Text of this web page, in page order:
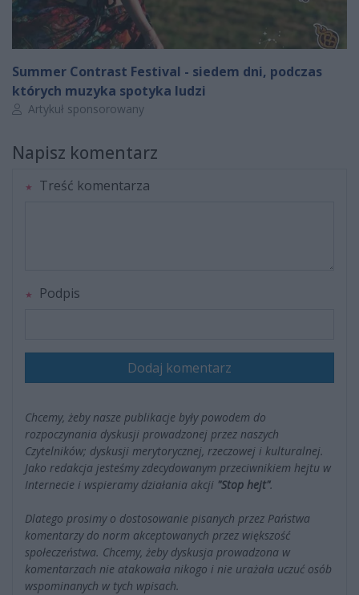
Summer Contrast Festival - siedem dni, podczas
których muzyka spotyka ludzi
Autor artykułu:
Artykuł sponsorowany
Napisz komentarz
Treść komentarza
Podpis
Dodaj komentarz
Chcemy, żeby nasze publikacje były powodem do
rozpoczynania dyskusji prowadzonej przez naszych
Czytelników; dyskusji merytorycznej, rzeczowej i kulturalnej.
Jako redakcja jesteśmy zdecydowanym przeciwnikiem hejtu w
Internecie i wspieramy działania akcji "Stop hejt".
Dlatego prosimy o dostosowanie pisanych przez Państwa
komentarzy do norm akceptowanych przez większość
społeczeństwa. Chcemy, żeby dyskusja prowadzona w
komentarzach nie atakowała nikogo i nie urażała uczuć osób
wspominanych w tych wpisach.